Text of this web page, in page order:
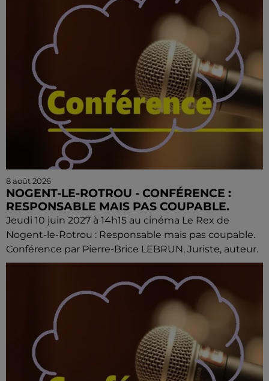
8 août 2026
NOGENT-LE-ROTROU - CONFÉRENCE :
RESPONSABLE MAIS PAS COUPABLE.
Jeudi 10 juin 2027 à 14h15 au cinéma Le Rex de
Nogent-le-Rotrou : Responsable mais pas coupable.
Conférence par Pierre-Brice LEBRUN, Juriste, auteur.